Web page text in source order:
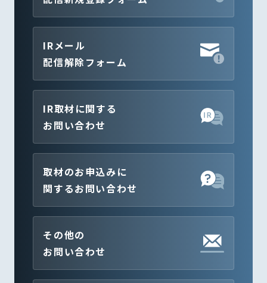
IRメール
配信解除フォーム
IR取材に関する
お問い合わせ
取材のお申込みに
関するお問い合わせ
その他の
お問い合わせ